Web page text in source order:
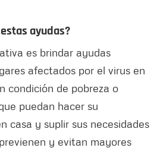
ayudas?
es brindar ayudas
afectados por el virus en
condición de pobreza o
puedan hacer su
casa y suplir sus necesidades
y evitan mayores